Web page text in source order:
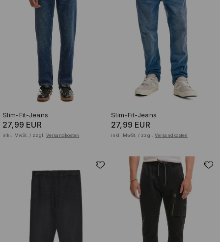
Slim-Fit-Jeans
27,99 EUR
inkl. MwSt. / zzgl. Versandkosten
Slim-Fit-Jeans
27,99 EUR
inkl. MwSt. / zzgl. Versandkosten